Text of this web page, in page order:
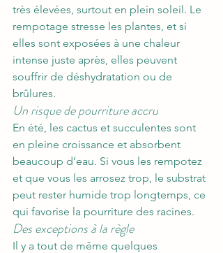
très élevées, surtout en plein soleil. Le
rempotage stresse les plantes, et si
elles sont exposées à une chaleur
intense juste après, elles peuvent
souffrir de déshydratation ou de
brûlures.
Un risque de pourriture accru
En été, les cactus et succulentes sont
en pleine croissance et absorbent
beaucoup d’eau. Si vous les rempotez
et que vous les arrosez trop, le substrat
peut rester humide trop longtemps, ce
qui favorise la pourriture des racines.
Des exceptions à la règle
Il y a tout de même quelques